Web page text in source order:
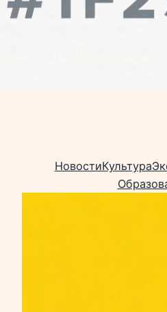
НовостиКультура